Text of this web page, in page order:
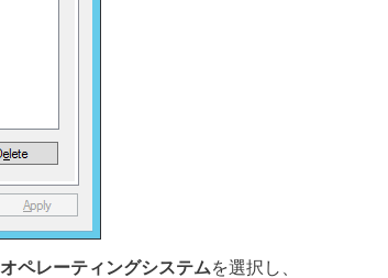
オペレーティングシステムを選択し、